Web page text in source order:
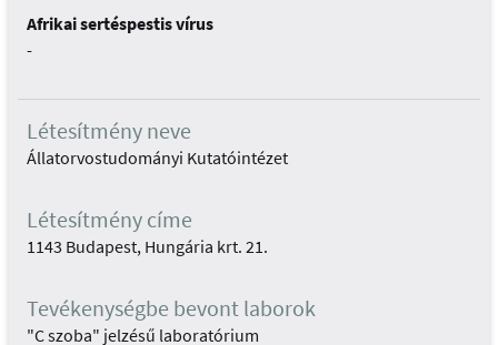
Afrikai sertéspestis vírus
-
Létesítmény neve
Állatorvostudományi Kutatóintézet
Létesítmény címe
1143 Budapest, Hungária krt. 21.
Tevékenységbe bevont laborok
"C szoba" jelzésű laboratórium